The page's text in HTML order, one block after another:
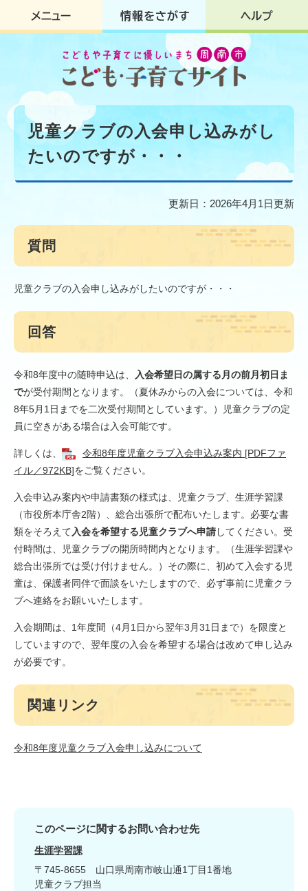
ジ
す
。
ュ
し
て
本
児童クラブの入会申し込みがし
たいのですが・・・
更新日：2026年4月1日更新
質問
児童クラブの入会申し込みがしたいのですが・・・
回答
令和8年度中の随時申込は、 入会希望日の属する月の前月初日ま
でが受付期間となります。（夏休みからの入会については、令和
8年5月1日までを二次受付期間としています。）児童クラブの定
員に空きがある場合は入会可能です。
詳しくは、
令和8年度児童クラブ入会申込み案内 [PDFファ
イル／972KB]をご覧ください。
入会申込み案内や申請書類の様式は、児童クラブ、生涯学習課
（市役所本庁舎2階）、総合出張所で配布いたします。必要な書
類をそろえて入会を希望する児童クラブへ申請してください。受
付時間は、児童クラブの開所時間内となります。（生涯学習課や
総合出張所では受け付けません。）その際に、初めて入会する児
童は、保護者同伴で面談をいたしますので、必ず事前に児童クラ
ブへ連絡をお願いいたします。
入会期間は、1年度間（4月1日から翌年3月31日まで）を限度と
していますので、翌年度の入会を希望する場合は改めて申し込み
が必要です。
関連リンク
令和8年度児童クラブ入会申し込みについて
このページに関するお問い合わせ先
生涯学習課
〒745-8655
山口県周南市岐山通1丁目1番地
児童クラブ担当